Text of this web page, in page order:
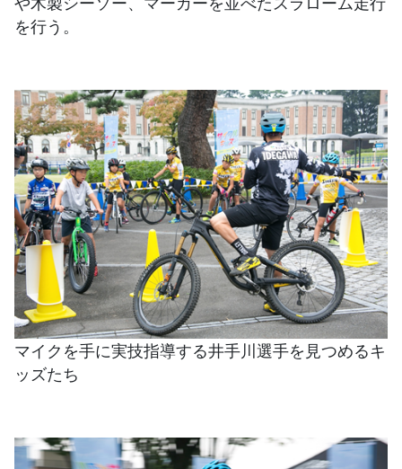
を行う。
マイクを手に実技指導する井手川選手を見つめるキ
ッズたち